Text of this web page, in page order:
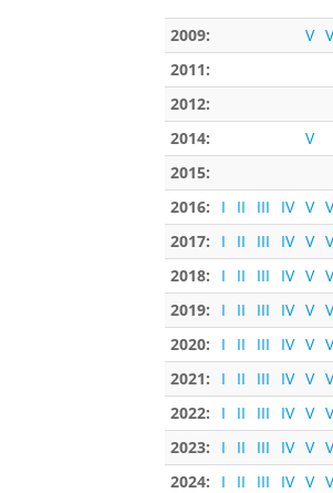
2009: V
2011:
2012:
2014:
V
2015:
2016:
I II III IV V
2017:
I II III IV V
2018:
I II III IV V
2019:
I II III IV V
2020:
I II III IV V
2021:
I II III IV V
2022:
I II III IV V
2023:
I II III IV V
2024:
I II III IV V